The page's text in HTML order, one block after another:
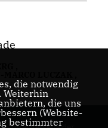
die notwendig
Weiterhin
die uns
(Website-
bestimmter